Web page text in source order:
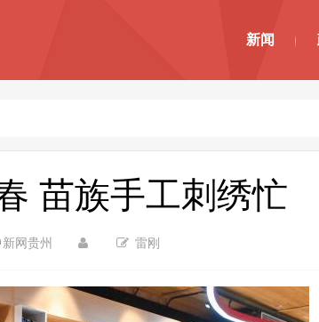
新闻
苗族手工刺绣忙
新网贵州 雷刚